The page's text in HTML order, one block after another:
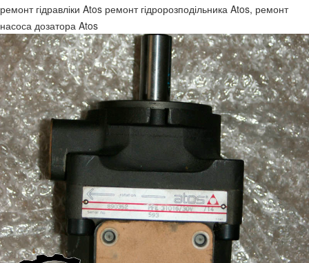
ремонт гідравліки Atos ремонт гідророзподільника Atos, ремонт
насоса дозатора Atos